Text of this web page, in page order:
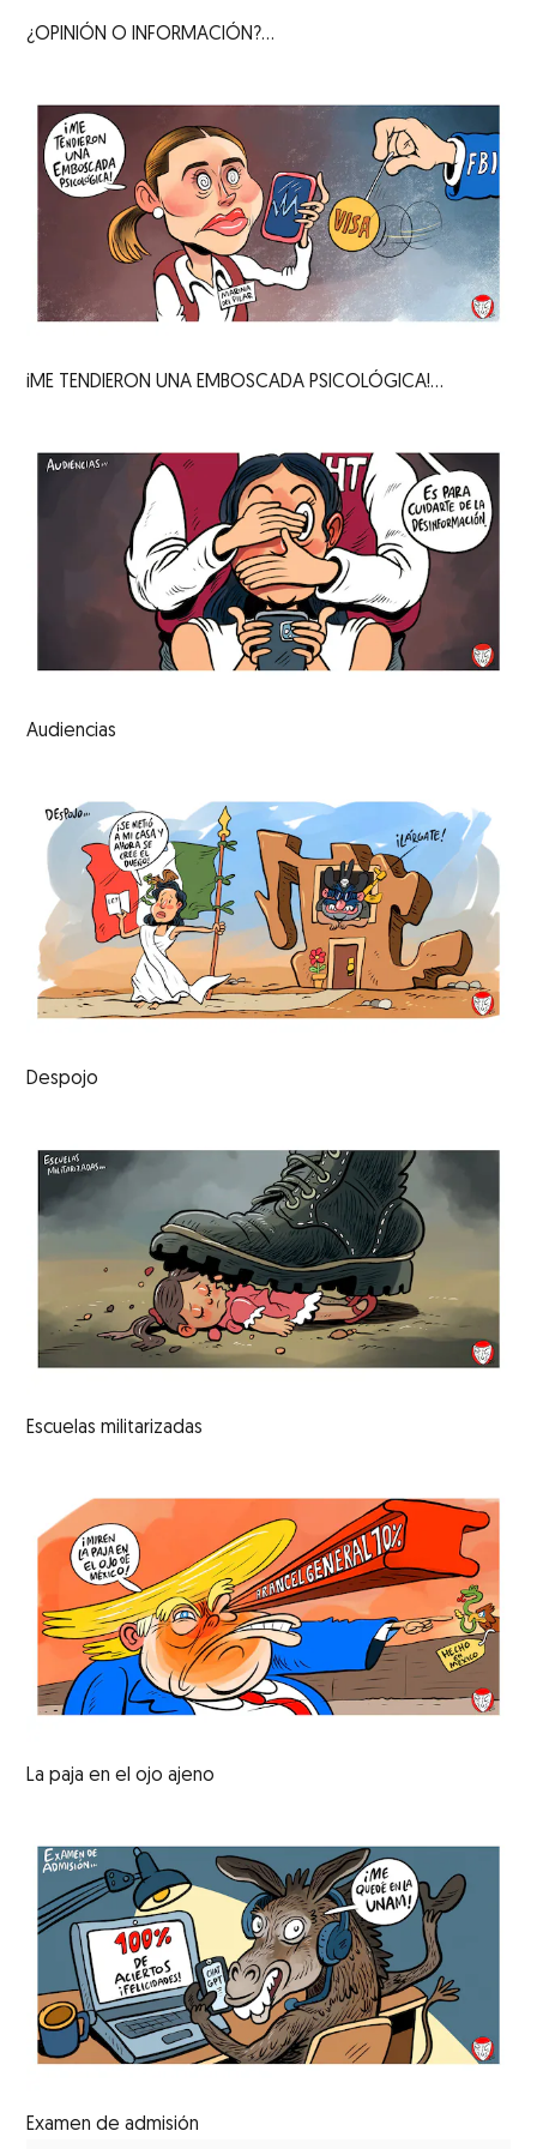
¿OPINIÓN O INFORMACIÓN?...
iME TENDIERON UNA EMBOSCADA PSICOLÓGICA!...
Audiencias
Despojo
Escuelas militarizadas
La paja en el ojo ajeno
Examen de admisión